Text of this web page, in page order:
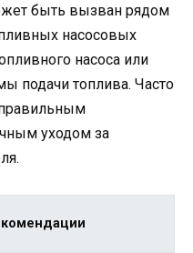
быть вызван рядом
насосовых
насоса или
подачи топлива. Часто
уходом за